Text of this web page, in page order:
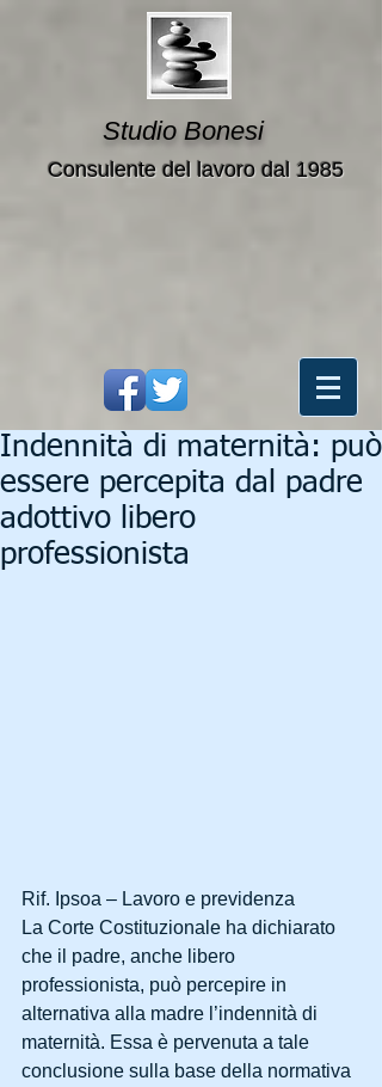
Studio Bonesi
Consulente del lavoro dal 1985
Indennità di maternità: può
essere percepita dal padre
adottivo libero
professionista
Rif. Ipsoa – Lavoro e previdenza
La Corte Costituzionale ha dichiarato
che il padre, anche libero
professionista, può percepire in
alternativa alla madre l’indennità di
maternità. Essa è pervenuta a tale
conclusione sulla base della normativa